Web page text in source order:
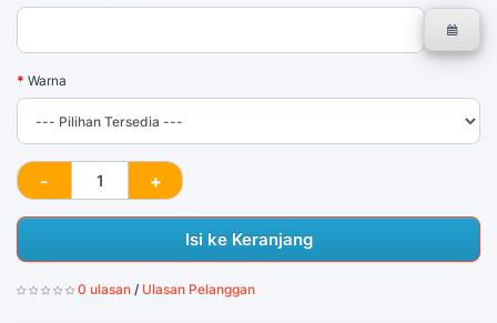
Warna
Isi ke Keranjang
0 ulasan / Ulasan Pelanggan